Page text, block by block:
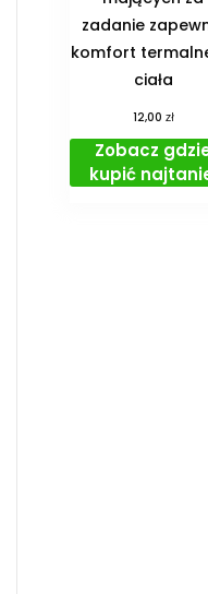
zadanie
komfort
ciała
12,00 zł
Zobacz
kupić